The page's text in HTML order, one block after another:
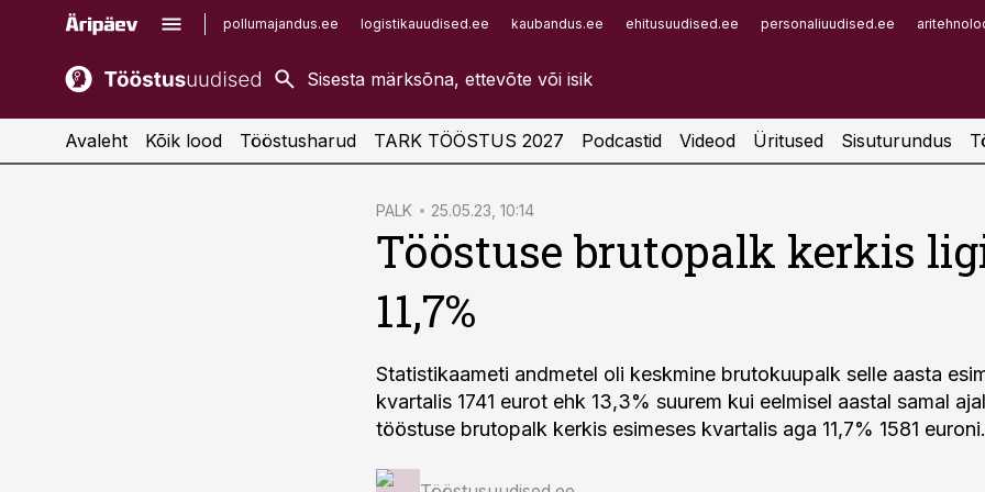
pollumajandus.ee logistikauudised.ee kaubandus.ee ehitusuudised.ee personaliuudised.ee
kaubandus.ee
kinnisvarauudised.ee
imelineajalugu.ee
Infopank
Avaleht Kõik lood Tööstusharud TARK TÖÖSTUS 2027 Podcastid Videod Üritused Sisuturundus
PALK 25.05.23, 10:14
Tööstuse brutopalk kerkis
11,7%
Statistikaameti andmetel oli keskmine brutokuupalk selle aasta
kvartalis 1741 eurot ehk 13,3% suurem kui eelmisel aastal samal
tööstuse brutopalk kerkis esimeses kvartalis aga 11,7% 1581 euroni.